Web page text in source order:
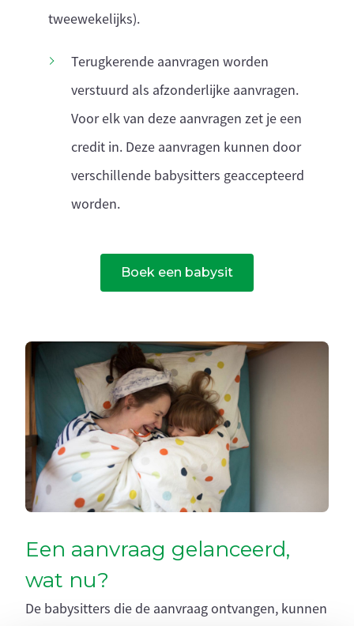
tweewekelijks).
Terugkerende aanvragen worden
verstuurd als afzonderlijke aanvragen.
Voor elk van deze aanvragen zet je een
credit in. Deze aanvragen kunnen door
verschillende babysitters geaccepteerd
worden.
Boek een babysit
Een aanvraag gelanceerd,
wat nu?
De babysitters die de aanvraag ontvangen, kunnen